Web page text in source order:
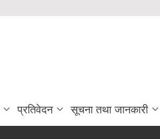
प्रतिवेदन सूचना तथा जानकारी